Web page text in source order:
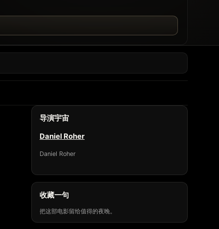
导演宇宙
Daniel Roher
Daniel Roher
收藏一句
把这部电影留给值得的夜晚。